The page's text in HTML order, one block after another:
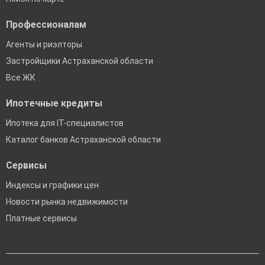
Профессионалам
Агенты и риэлторы
Застройщики Астраханской области
Все ЖК
Ипотечные кредиты
Ипотека для IT-специалистов
Каталог банков Астраханской области
Сервисы
Индексы и графики цен
Новости рынка недвижимости
Платные сервисы